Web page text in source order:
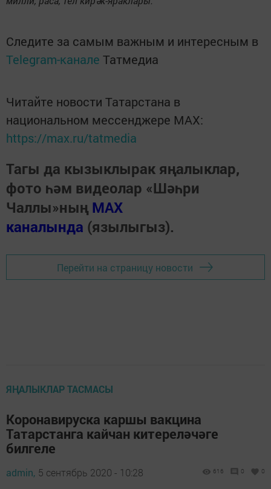
Следите за самым важным и интересным в
Telegram-канале Татмедиа
Читайте новости Татарстана в
национальном мессенджере MАХ:
https://max.ru/tatmedia
Тагы да кызыклырак яңалыклар,
фото һәм видеолар «Шәһри
Чаллы»ның MAX
каналында (язылыгыз).
Перейти на страницу новости
ЯҢАЛЫКЛАР ТАСМАСЫ
Коронавируска каршы вакцина
Татарстанга кайчан китереләчәге
билгеле
admin, 5 сентябрь 2020 - 10:28 616 0 0